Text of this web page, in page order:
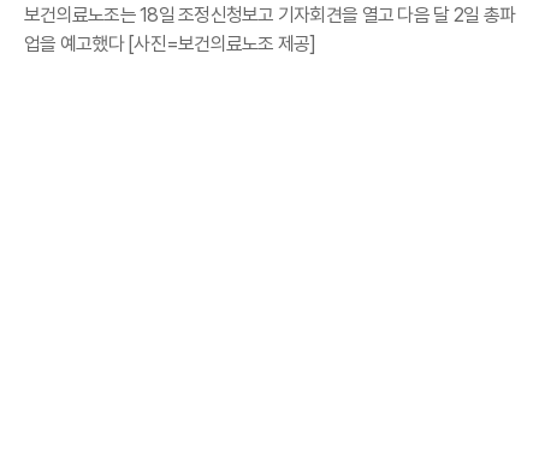
보건의료노조는 18일 조정신청보고 기자회견을 열고 다음 달 2일 총파
업을 예고했다 [사진=보건의료노조 제공]